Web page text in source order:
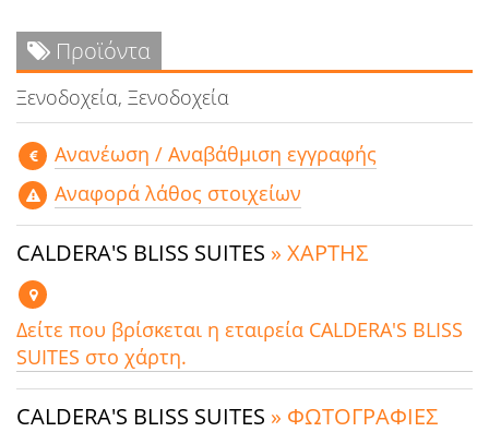
Προϊόντα
Ξενοδοχεία, Ξενοδοχεία
Aνανέωση / Αναβάθμιση εγγραφής
Αναφορά λάθος στοιχείων
CALDERA'S BLISS SUITES » ΧΑΡΤΗΣ
Δείτε που βρίσκεται η εταιρεία CALDERA'S BLISS
SUITES στο χάρτη.
CALDERA'S BLISS SUITES » ΦΩΤΟΓΡΑΦΙΕΣ